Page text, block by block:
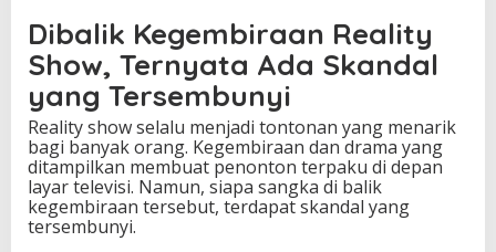
Dibalik Kegembiraan Reality
Show, Ternyata Ada Skandal
yang Tersembunyi
Reality show selalu menjadi tontonan yang menarik
bagi banyak orang. Kegembiraan dan drama yang
ditampilkan membuat penonton terpaku di depan
layar televisi. Namun, siapa sangka di balik
kegembiraan tersebut, terdapat skandal yang
tersembunyi.